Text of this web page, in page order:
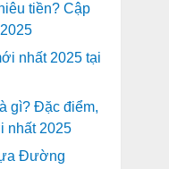
tiền? Cập
nhất 2025 tại
gì? Đặc điểm,
nhất 2025
Đường